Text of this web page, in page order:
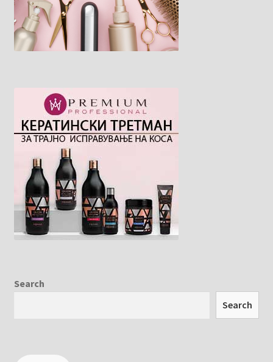
Search
Search